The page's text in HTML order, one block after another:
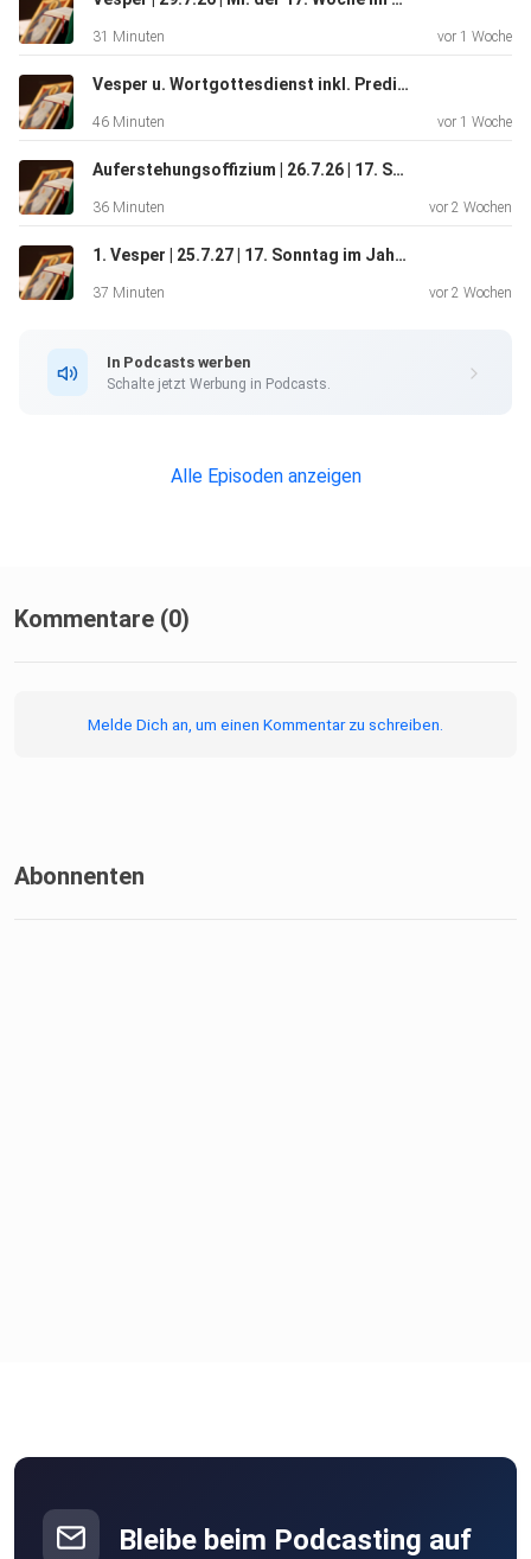
31 Minuten vor 1 Woche
Vesper u. Wortgottesdienst inkl. Predigt | 28.7.26 | Di. 17. Wo. im Jahreskreis | Jerusalemgemeinschaften
46 Minuten vor 1 Woche
Auferstehungsoffizium | 26.7.26 | 17. Sonntag im Jahreskreis | Gemeinschaften von Jerusalem
36 Minuten vor 2 Wochen
1. Vesper | 25.7.27 | 17. Sonntag im Jahreskreis | Jerusalemgemeinschaften
37 Minuten vor 2 Wochen
In Podcasts werben
Schalte jetzt Werbung in Podcasts.
Alle Episoden anzeigen
Kommentare (0)
Melde Dich an, um einen Kommentar zu schreiben.
Abonnenten
Bleibe beim Podcasting auf